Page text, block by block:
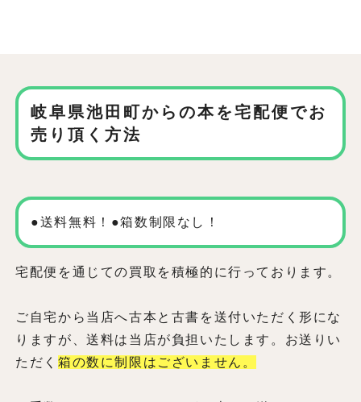
岐阜県池田町からの本を宅配便でお
売り頂く方法
●送料無料！●箱数制限なし！
宅配便を通じての買取を積極的に行っております。
ご自宅から当店へ古本と古書を送付いただく形にな
りますが、送料は当店が負担いたします。お送りい
ただく 箱の数に制限はございません。